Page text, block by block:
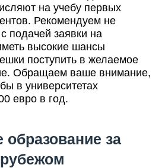
на учебу первых
Рекомендуем не
подачей заявки на
высокие шансы
поступить в желаемое
Обращаем ваше внимание,
в университетах
евро в год.
за
рубежом